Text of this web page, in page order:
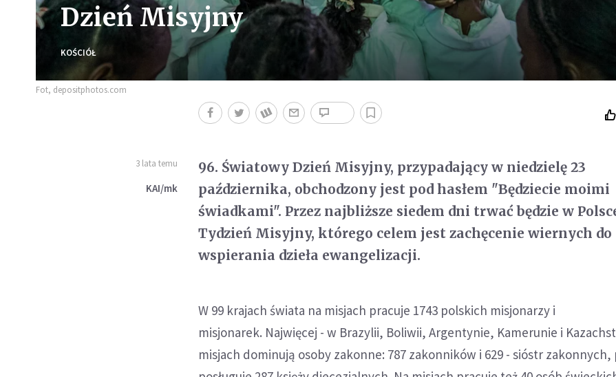
Dzień Misyjny
KOŚCIÓŁ
Fot, depositphotos.com
3 lata temu
KAI/mk
96. Światowy Dzień Misyjny, przypadający w niedzielę 23
października, obchodzony jest pod hasłem "Będziecie moimi
świadkami". Przez najbliższe siedem dni trwać będzie w
Tydzień Misyjny, którego celem jest zachęcenie wiernych do
wspierania dzieła ewangelizacji.
W 99 krajach świata na misjach pracuje 1743 polskich misjonarzy i
misjonarek. Najwięcej - w Brazylii, Boliwii, Argentynie, Kamerunie i
misjach dominują osoby zakonne: 787 zakonników i 629 - sióstr zakonnych,